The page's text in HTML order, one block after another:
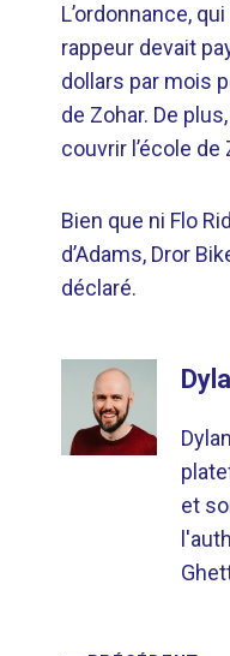
L’ordonnance,
rappeur devait
dollars par mois
de Zohar. De
couvrir l’école de
Bien que ni Flo
d’Adams, Dror
déclaré.
et